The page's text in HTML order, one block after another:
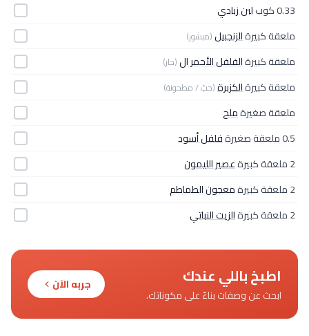
0.33 كوب
لبن زبادي
ملعقة كبيرةالزنجبيل(مبشور)
ملعقة كبيرةالفلفل الأحمر ال(حار)
ملعقة كبيرةالكزبرة(حبّ / مطحونة)
ملعقة صغيرةملح
0.5 ملعقة صغيرة
فلفل أسود
2 ملعقة كبيرة
عصير الليمون
2 ملعقة كبيرة
معجون الطماطم
2 ملعقة كبيرة
الزيت النباتي
اطبخ باللي عندك
ابحث عن وصفات بناءً على مكوناتك.
جربه الآن